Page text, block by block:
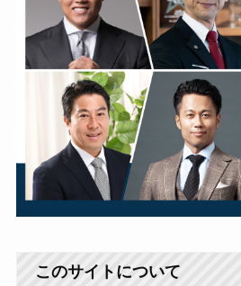
このサイトについて